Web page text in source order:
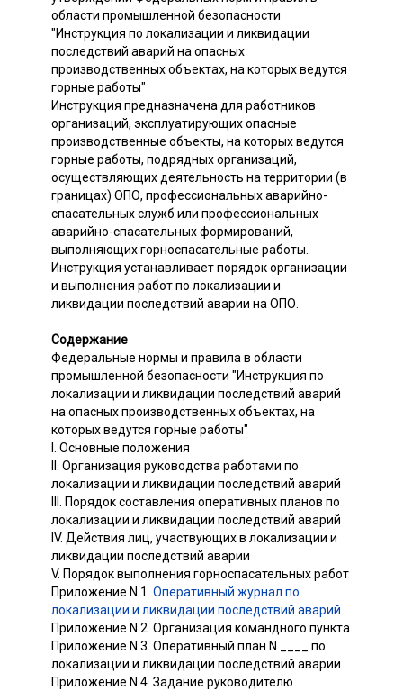
области промышленной безопасности
"Инструкция по локализации и ликвидации
последствий аварий на опасных
производственных объектах, на которых ведутся
горные работы"
Инструкция предназначена для работников
организаций, эксплуатирующих опасные
производственные объекты, на которых ведутся
горные работы, подрядных организаций,
осуществляющих деятельность на территории (в
границах) ОПО, профессиональных аварийно-
спасательных служб или профессиональных
аварийно-спасательных формирований,
выполняющих горноспасательные работы.
Инструкция устанавливает порядок организации
и выполнения работ по локализации и
ликвидации последствий аварии на ОПО.
Содержание
Федеральные нормы и правила в области
промышленной безопасности "Инструкция по
локализации и ликвидации последствий аварий
на опасных производственных объектах, на
которых ведутся горные работы"
I. Основные положения
II. Организация руководства работами по
локализации и ликвидации последствий аварий
III. Порядок составления оперативных планов по
локализации и ликвидации последствий аварий
IV. Действия лиц, участвующих в локализации и
ликвидации последствий аварии
V. Порядок выполнения горноспасательных работ
Приложение N 1. Оперативный журнал по
локализации и ликвидации последствий аварий
Приложение N 2. Организация командного пункта
Приложение N 3. Оперативный план N ____ по
локализации и ликвидации последствий аварии
Приложение N 4. Задание руководителю